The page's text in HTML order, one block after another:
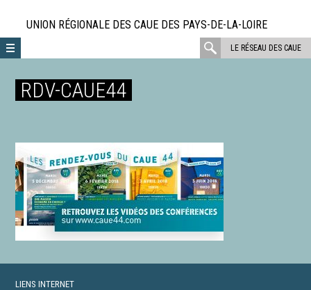
directement
au
contenu
UNION RÉGIONALE DES CAUE DES PAYS-DE-LA-LOIRE
LE RÉSEAU DES CAUE
rechercher
:
RDV-CAUE44
LIENS INTERNET